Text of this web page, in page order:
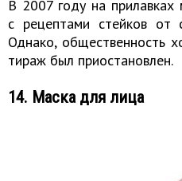
В 2007 году на прилавках
с рецептами стейков от
Однако, общественность
тираж был приостановлен.
14. Маска для лица